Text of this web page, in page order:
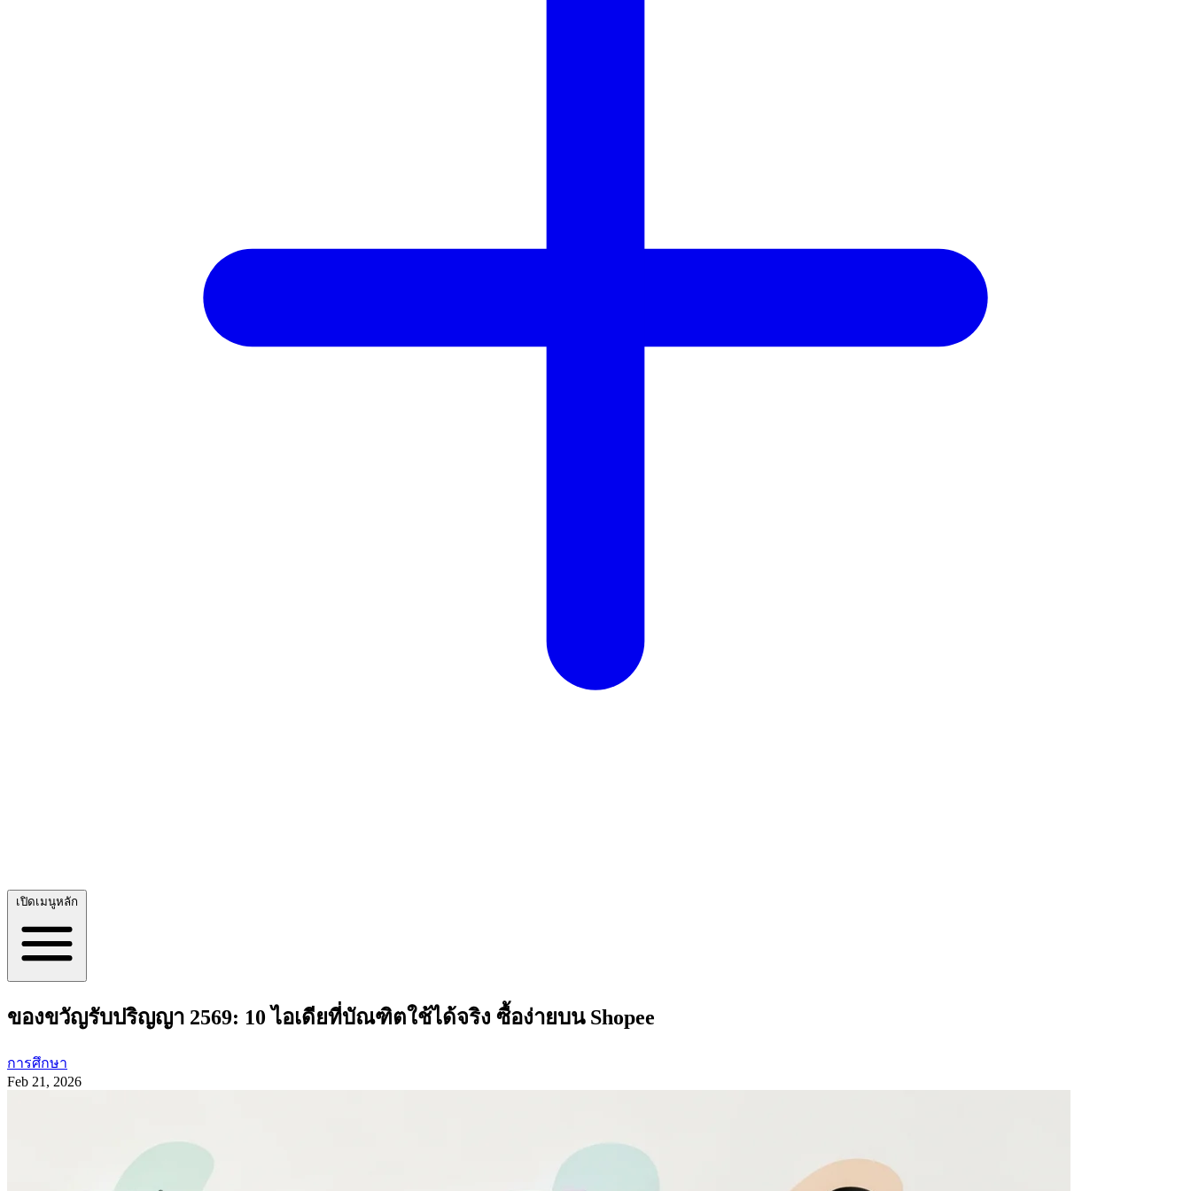
เปิดเมนูหลัก
ของขวัญรับปริญญา 2569: 10 ไอเดียที่บัณฑิตใช้ได้จริง ซื้อง่ายบน Shopee
การศึกษา
Feb 21, 2026